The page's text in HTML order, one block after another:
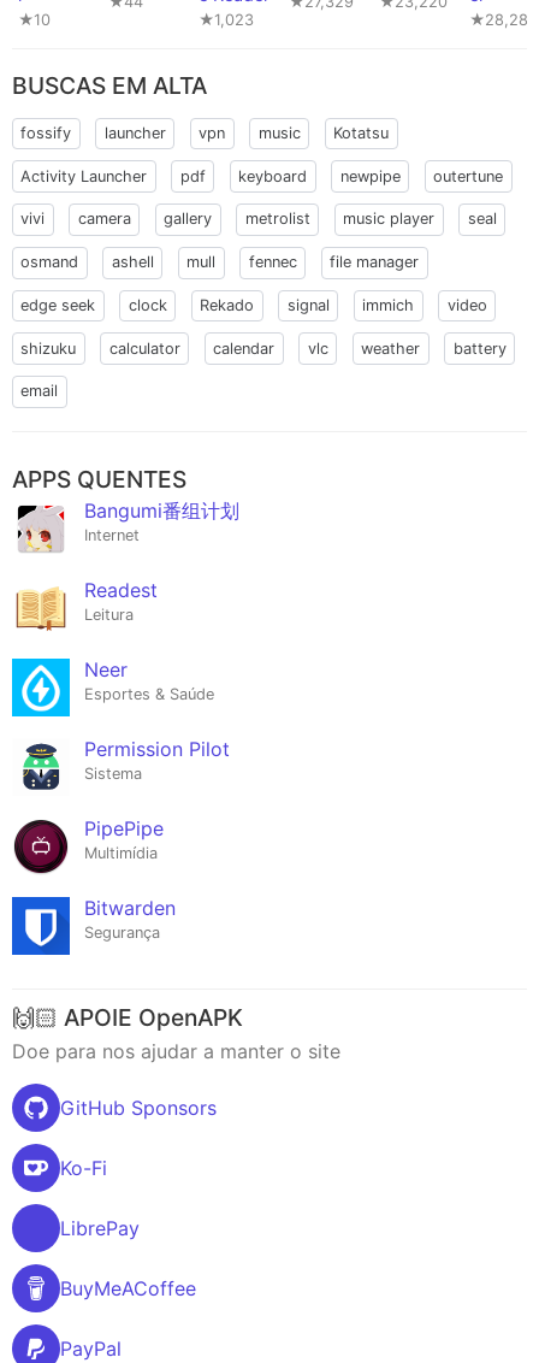
★10 ★1,023 ★28,284
BUSCAS EM ALTA
fossify launcher vpn music Kotatsu
Activity Launcher pdf keyboard newpipe outertune
vivi camera gallery metrolist music player seal
osmand ashell mull fennec file manager
edge seek clock Rekado signal immich video
shizuku calculator calendar vlc weather battery
email
APPS QUENTES
Bangumi番组计划
Internet
Readest
Leitura
Neer
Esportes & Saúde
Permission Pilot
Sistema
PipePipe
Multimídia
Bitwarden
Segurança
🙌🏻 APOIE OpenAPK
Doe para nos ajudar a manter o site
GitHub Sponsors
Ko-Fi
LibrePay
BuyMeACoffee
PayPal